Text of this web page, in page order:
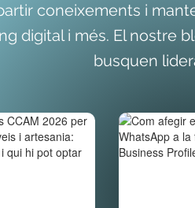
coneixements i
digital i més. El
busquen